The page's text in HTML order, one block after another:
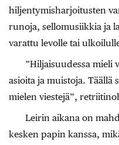
hiljentymisharjoitusten
runoja, sellomusiikkia ja
varattu levolle tai
”Hiljaisuudessa mieli
asioita ja muistoja. Täällä
mielen viestejä”,
Leirin aikana on
kesken papin kanssa,